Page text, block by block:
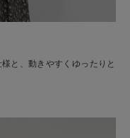
と、動きやすくゆったりと